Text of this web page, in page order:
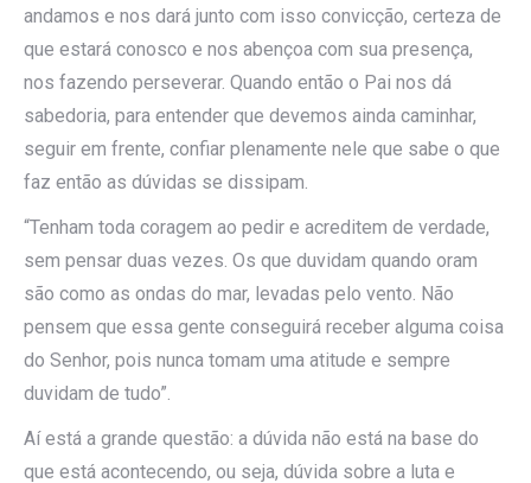
andamos e nos dará junto com isso convicção, certeza de
que estará conosco e nos abençoa com sua presença,
nos fazendo perseverar. Quando então o Pai nos dá
sabedoria, para entender que devemos ainda caminhar,
seguir em frente, confiar plenamente nele que sabe o que
faz então as dúvidas se dissipam.
“Tenham toda coragem ao pedir e acreditem de verdade,
sem pensar duas vezes. Os que duvidam quando oram
são como as ondas do mar, levadas pelo vento. Não
pensem que essa gente conseguirá receber alguma coisa
do Senhor, pois nunca tomam uma atitude e sempre
duvidam de tudo”.
Aí está a grande questão: a dúvida não está na base do
que está acontecendo, ou seja, dúvida sobre a luta e